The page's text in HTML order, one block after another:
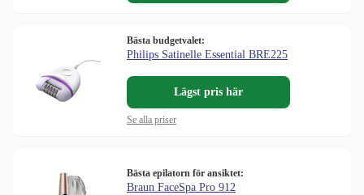
Bästa budgetvalet:
Philips Satinelle Essential BRE225
Lägst pris här
Se alla priser
Bästa epilatorn för ansiktet:
Braun FaceSpa Pro 912